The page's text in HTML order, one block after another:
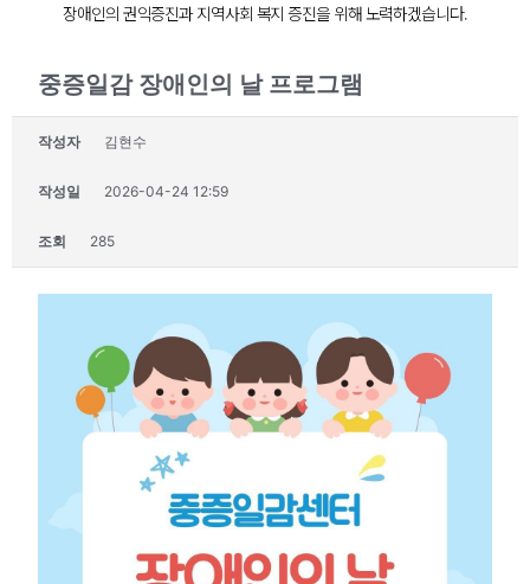
늘 처음의 마음으로 함께 하겠습니다.
장애인의 권익증진과 지역사회 복지 증진을 위해 노력하겠습니다.
중증일감 장애인의 날 프로그램
작성자 김현수
작성일 2026-04-24 12:59
조회 285